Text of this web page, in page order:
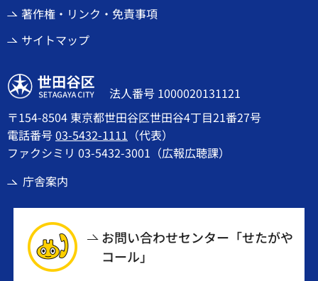
著作権・リンク・免責事項
サイトマップ
世田谷区
法人番号 1000020131121
〒154-8504 東京都世田谷区世田谷4丁目21番27号
電話番号03-5432-1111 （代表）
ファクシミリ 03-5432-3001（広報広聴課）
庁舎案内
お問い合わせセンター「せたがや
コール」